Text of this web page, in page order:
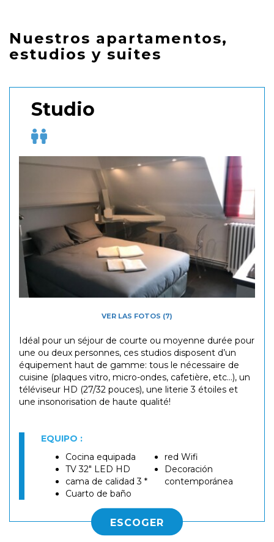
Nuestros apartamentos,
estudios y suites
Studio
VER LAS FOTOS (7)
Idéal pour un séjour de courte ou moyenne durée pour
une ou deux personnes, ces studios disposent d’un
équipement haut de gamme: tous le nécessaire de
cuisine (plaques vitro, micro-ondes, cafetière, etc…), un
téléviseur HD (27/32 pouces), une literie 3 étoiles et
une insonorisation de haute qualité!
EQUIPO :
Cocina equipada
TV 32" LED HD
cama de calidad 3 *
Cuarto de baño
red Wifi
Decoración
contemporánea
ESCOGER